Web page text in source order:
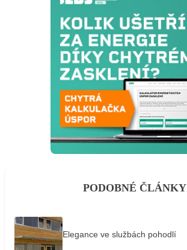
PODOBNÉ ČLÁNKY
Elegance ve službách pohodlí